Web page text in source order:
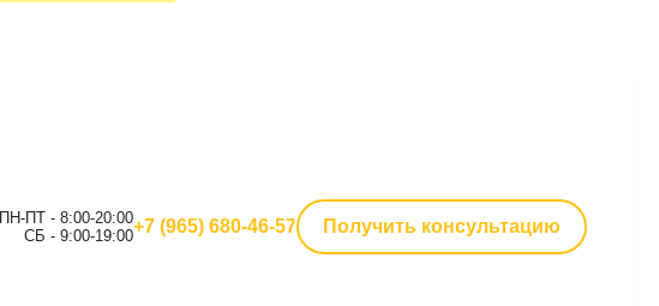
ПН-ПТ - 8:00-20:00
СБ - 9:00-19:00+7 (965) 680-46-57 Получить консультацию